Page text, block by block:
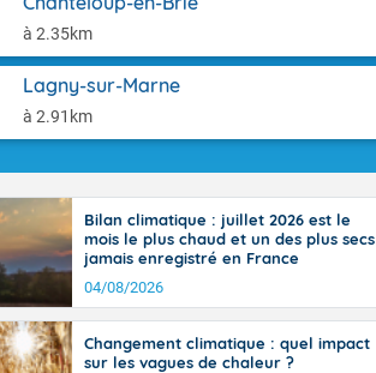
à 2.35km
Lagny-sur-Marne
à 2.91km
sur
avec des
sur le sud
sur la
entre 50 et
résiste sur
Alpes à
et 20
Bilan climatique : juillet 2026 est le
mois le plus chaud et un des plus secs
jamais enregistré en France
04/08/2026
Changement climatique : quel impact
sur les vagues de chaleur ?